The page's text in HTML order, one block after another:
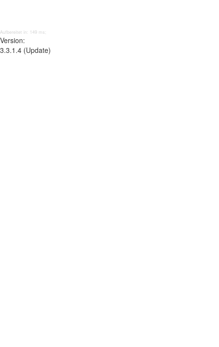
Aufbereitet in: 149 ms;
Version:
3.3.1.4 (Update)